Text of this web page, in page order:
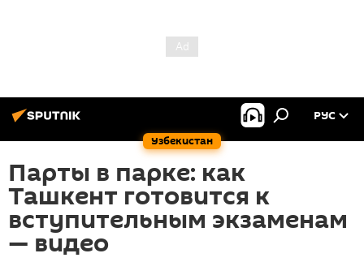
Узбекистан
РУС
Парты в парке: как
Ташкент готовится к
вступительным экзаменам
— видео